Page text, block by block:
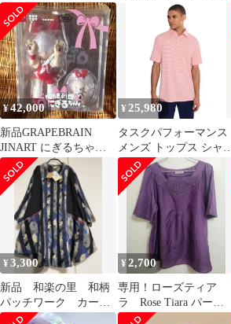
ズ
バッテリー、リキッド
¥42,000
新品GRAPEBRAIN
JINART にぎるちゃん
赤ピンク ソフビ ドリア
ン
¥ 25,980
タスクパフォーマンス
メンズ トップス シャツ
Tasc Performance Cloud
Polo Brookline Stripe
Pink Grapefruit ピンク
¥3,300
新品 和楽の里 和柄
パッチワーク カーデ
ィガン ワンピース
¥2,700
専用！ローズティア
ラ Rose Tiara パープ
ル 半袖刺繍入りブラウ